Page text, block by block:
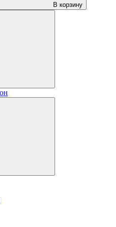
В корзину